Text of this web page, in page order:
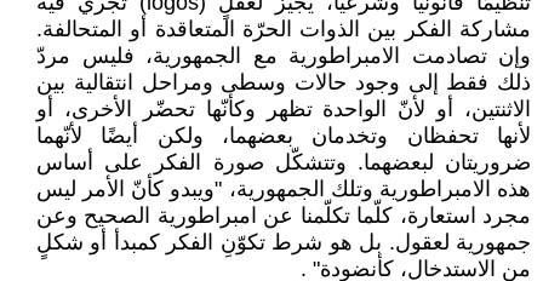
مشاركة الفكر بين الذوات ‏الحرّة المتعاقدة أو المتحالفة.
وإن تصادمت ‏الامبراطورية مع الجمهورية، فليس مردّ
ذلك فقط ‏إلى وجود حالات وسطى ومراحل انتقالية بين
‏الاثنتين، أو لأنّ الواحدة تظهر وكأنّها تحضّر ‏الأخرى، أو
لأنها تحفظان وتخدمان بعضهما، ‏ولكن أيضًا لأنّهما
ضروريتان لبعضهما. وتتشكّل ‏صورة الفكر على أساس
هذه الامبراطورية وتلك ‏الجمهورية، "ويبدو كأنّ الأمر ليس
مجرد استعارة، ‏كلّما تكلّمنا عن امبراطورية الصحيح وعن
جمهورية ‏لعقول. بل هو شرط تكوّنِ الفكر كمبدأ أو شكلٍ
‏من الاستدخال، كأنضودة"‏ ‏.‏